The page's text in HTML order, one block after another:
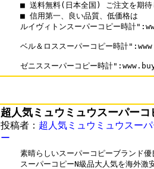
■ 送料無料(日本全国) ご注文を期待
■ 信用第一、良い品質、低価格は
ルイヴィトンスーパーコピー時
ベル＆ロススーパーコピー時計
ゼニススーパーコピー時計
超人気ミュウミュウスーパーコ
投稿者： 超人気ミュウミュウスー
ー
素晴らしいスーパーコピーブランド
スーパーコピーN級品大人気を海外激